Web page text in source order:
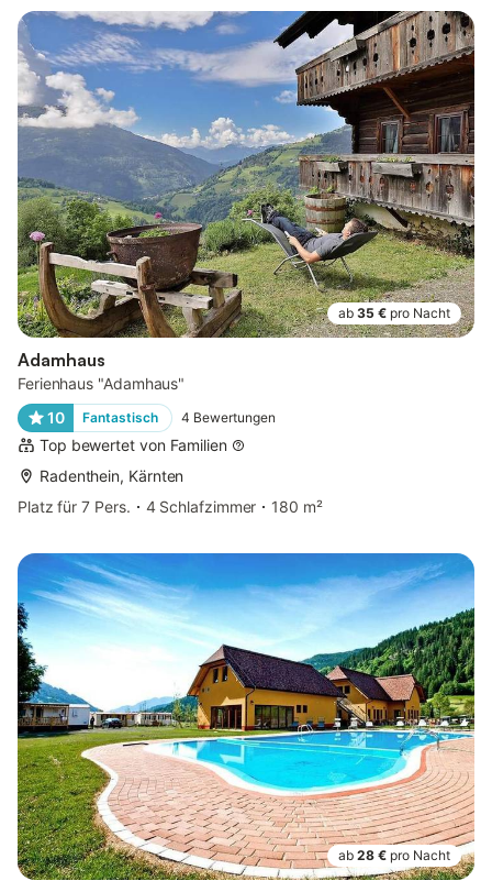
ab 35 € pro Nacht
Adamhaus
Ferienhaus "Adamhaus"
10
Fantastisch 4 Bewertungen
Top bewertet von Familien
Radenthein, Kärnten
Platz für 7 Pers.
4 Schlafzimmer 180 m²
ab 28 € pro Nacht